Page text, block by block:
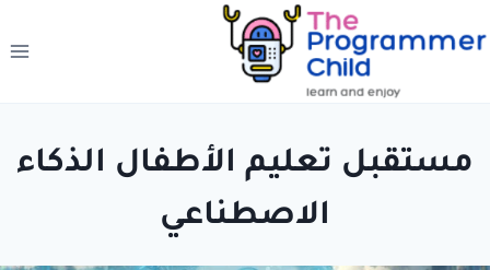
إلى
مستقبل تعليم الأطفال الذكاء
الاصطناعي